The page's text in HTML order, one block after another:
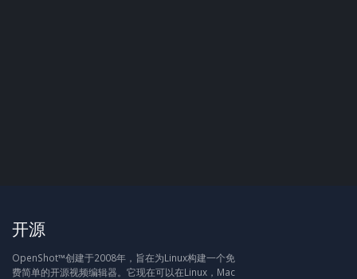
开源
OpenShot™创建于2008年，旨在为Linux构建一个免
费简单的开源视频编辑器。它现在可以在Linux，Mac